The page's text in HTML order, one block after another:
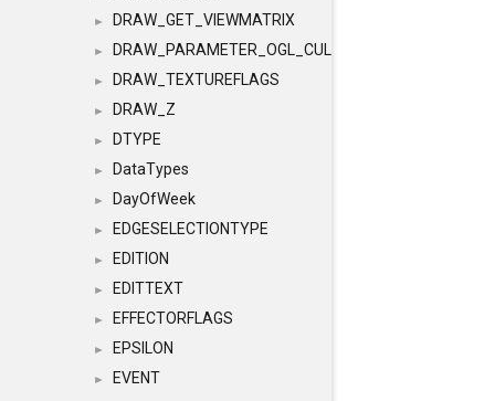
► DRAW_GET_VIEWMATRIX
► DRAW_PARAMETER_OGL_CULLING
► DRAW_TEXTUREFLAGS
► DRAW_Z
► DTYPE
► DataTypes
► DayOfWeek
► EDGESELECTIONTYPE
► EDITION
► EDITTEXT
► EFFECTORFLAGS
► EPSILON
►
EVENT